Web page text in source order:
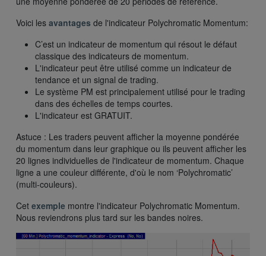
Voici les avantages de l'indicateur Polychromatic Momentum:
C’est un indicateur de momentum qui résout le défaut
classique des indicateurs de momentum.
L'indicateur peut être utilisé comme un indicateur de
tendance et un signal de trading.
Le système PM est principalement utilisé pour le trading
dans des échelles de temps courtes.
L'indicateur est GRATUIT.
Astuce : Les traders peuvent afficher la moyenne pondérée
du momentum dans leur graphique ou ils peuvent afficher les
20 lignes individuelles de l'indicateur de momentum. Chaque
ligne a une couleur différente, d'où le nom ‘Polychromatic’
(multi-couleurs).
Cet exemple montre l'indicateur Polychromatic Momentum.
Nous reviendrons plus tard sur les bandes noires.